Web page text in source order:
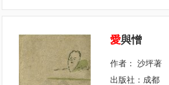
愛與憎
作者： 沙坪著
出版社：成都